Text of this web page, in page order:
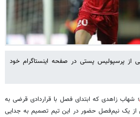
از پرسپولیس پستی در صفحه اینستاگرام خود
؛ شهاب زاهدی که ابتدای فصل با قراردادی قرضی به
از یک نیم‌فصل حضور در این تیم تصمیم به جدایی